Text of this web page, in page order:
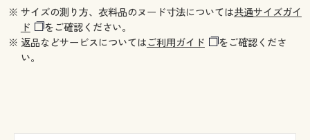
※ サイズの測り方、衣料品のヌード寸法については共通サイズガイ
ド
をご確認ください。
※ 返品などサービスについてはご利用ガイド
をご確認くださ
い。